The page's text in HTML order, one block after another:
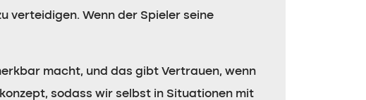
verteidigen. Wenn der Spieler seine
macht, und das gibt Vertrauen, wenn
sodass wir selbst in Situationen mit